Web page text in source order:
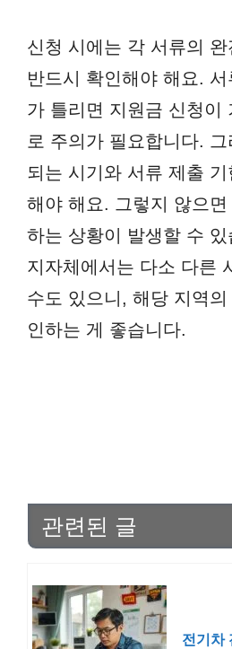
신청 시에는 각 서류의
반드시 확인해야 해요.
가 틀리면 지원금 신청이
로 주의가 필요합니다.
되는 시기와 서류 제출
해야 해요. 그렇지 않으
하는 상황이 발생할 수 있
지자체에서는 다소 다른
수도 있으니, 해당 지역
인하는 게 좋습니다.
관련된 글
전기차